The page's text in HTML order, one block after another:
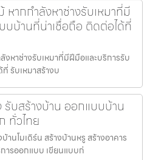
หากกำลังหาช่างรับเหมาที่มี
บ้านที่น่าเชื่อถือ ติดต่อได้ที่
งหาช่างรับเหมาที่มีฝีมือและบริการรับ
รับเหมาสร้างบ
รับสร้างบ้าน ออกแบบบ้าน
ทั่วไทย
านโมเดิร์น สร้างบ้านหรู สร้างอาคาร
ารออกแบบ เขียนแบบก่